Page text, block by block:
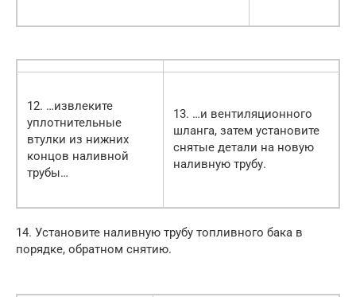
12. …извлеките
уплотнительные
втулки из нижних
концов наливной
трубы…
13. …и вентиляционного
шланга, затем установите
снятые детали на новую
наливную трубу.
14. Установите наливную трубу топливного бака в
порядке, обратном снятию.